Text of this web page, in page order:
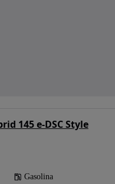
145 e-DSC Style
Gasolina